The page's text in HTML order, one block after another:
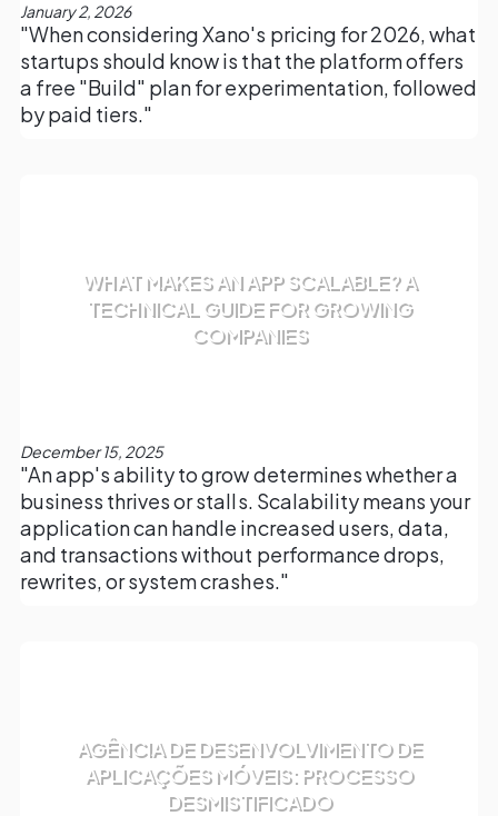
January 2, 2026
"When considering Xano's pricing for 2026, what
startups should know is that the platform offers
a free "Build" plan for experimentation, followed
by paid tiers."
WHAT MAKES AN APP SCALABLE? A
TECHNICAL GUIDE FOR GROWING
COMPANIES
December 15, 2025
"An app's ability to grow determines whether a
business thrives or stalls. Scalability means your
application can handle increased users, data,
and transactions without performance drops,
rewrites, or system crashes."
AGÊNCIA DE DESENVOLVIMENTO DE
APLICAÇÕES MÓVEIS: PROCESSO
DESMISTIFICADO